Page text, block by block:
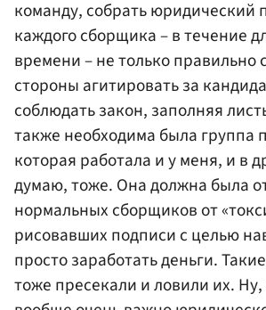
команду, собрать юридический
каждого сборщика – в течение
времени – не только правильно
стороны агитировать за
соблюдать закон, заполняя
также необходима была группа
которая работала и у меня, и в
думаю, тоже. Она должна была
нормальных сборщиков от
рисовавших подписи с целью
просто заработать деньги.
тоже пресекали и ловили их. Ну,